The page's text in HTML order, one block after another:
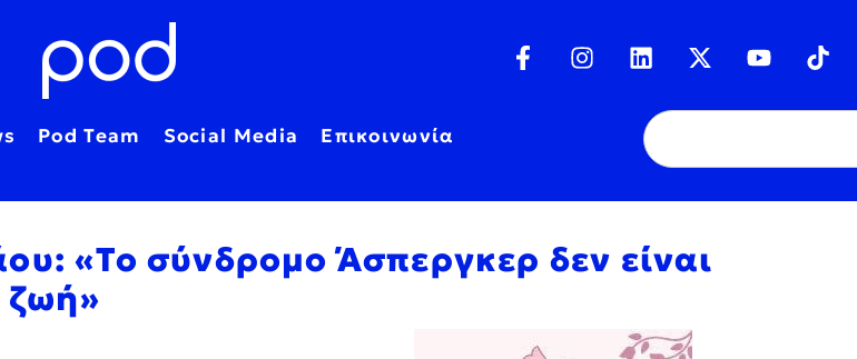
Pod Team Social Media Επικοινωνία
«Το σύνδρομο Άσπεργκερ δεν είναι
ζωή»